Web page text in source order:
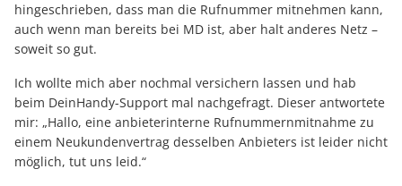
hingeschrieben, dass man die Rufnummer mitnehmen kann,
auch wenn man bereits bei MD ist, aber halt anderes Netz –
soweit so gut.
Ich wollte mich aber nochmal versichern lassen und hab
beim DeinHandy-Support mal nachgefragt. Dieser antwortete
mir: „Hallo, eine anbieterinterne Rufnummernmitnahme zu
einem Neukundenvertrag desselben Anbieters ist leider nicht
möglich, tut uns leid.“